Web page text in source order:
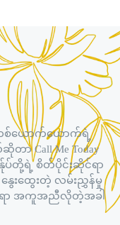
တစ်ယောက်ယောက်ရဲ့
Call Me Today
ပ်တို့ရဲ့ စိတ်ပိုင်းဆိုင်ရာ
ေးထွေးတဲ့ လမ်းညွှန်မှု
င်ရာ အကူအညီလိုတဲ့အခါ